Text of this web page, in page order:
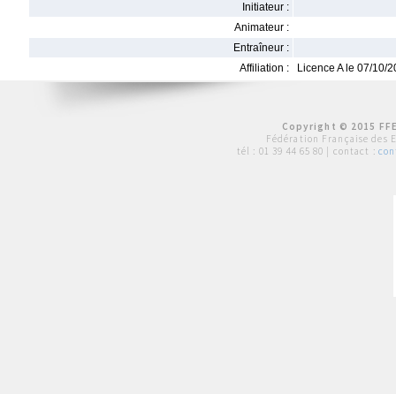
Initiateur :
Animateur :
Entraîneur :
Affiliation :
Licence A le 07/10/
Copyright © 2015
Fédération Française des
tél : 01 39 44 65 80 | contact :